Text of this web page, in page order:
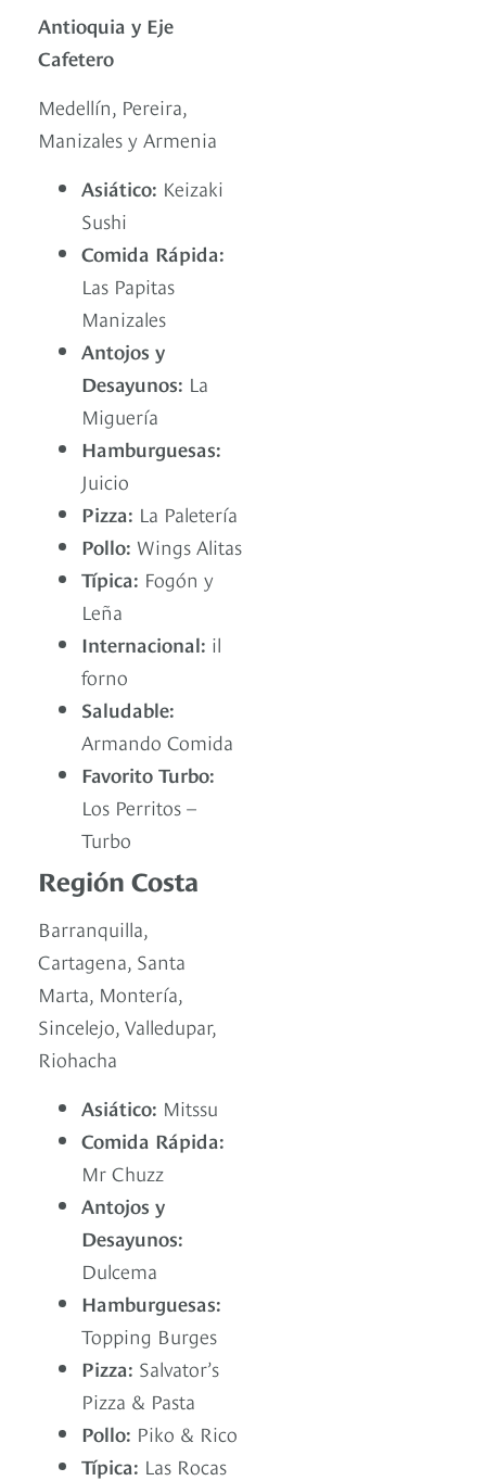
Antioquia y Eje
Cafetero
Medellín, Pereira,
Manizales y Armenia
Asiático: Keizaki
Sushi
Comida Rápida:
Las Papitas
Manizales
Antojos y
Desayunos: La
Miguería
Hamburguesas:
Juicio
Pizza: La Paletería
Pollo: Wings Alitas
Típica: Fogón y
Leña
Internacional: il
forno
Saludable:
Armando Comida
Favorito Turbo:
Los Perritos –
Turbo
Región Costa
Barranquilla,
Cartagena, Santa
Marta, Montería,
Sincelejo, Valledupar,
Riohacha
Asiático: Mitssu
Comida Rápida:
Mr Chuzz
Antojos y
Desayunos:
Dulcema
Hamburguesas:
Topping Burges
Pizza: Salvator’s
Pizza & Pasta
Pollo: Piko & Rico
Típica: Las Rocas